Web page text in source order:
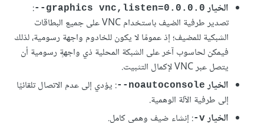
الخيار‎
--graphics vnc,listen=0.0.0.0
:
تصدير طرفية الضيف باستخدام VNC على جميع البطاقات
الشبكية للمضيف؛ إذ عمومًا لا يكون للخادوم واجهة رسومية، لذلك
فيمكن لحاسوب آخر على الشبكة المحلية ذي واجهةٍ رسومية أن
يتصل عبر VNC لإكمال التثبيت.
الخيار‎
--noautoconsole: يؤدي إلى عدم الاتصال تلقائيًا
إلى طرفية الآلة الوهمية.
الخيار‎
-v: إنشاء ضيف وهمي كامل.